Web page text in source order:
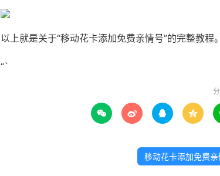
以上就是关于“移动花卡添加免费亲情号”的完整教程
“`
   
移动花卡添加免费